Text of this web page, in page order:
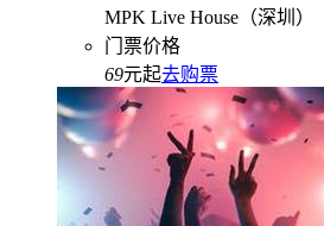
MPK Live House（深圳）
门票价格
69元起去购票